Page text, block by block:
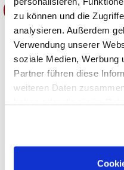
zu können und die
analysieren. Außerdem
Verwendung unserer
soziale Medien, Werbung
Partner führen diese
weiteren Daten
Cookies, wenn Sie
WEITERLESEN